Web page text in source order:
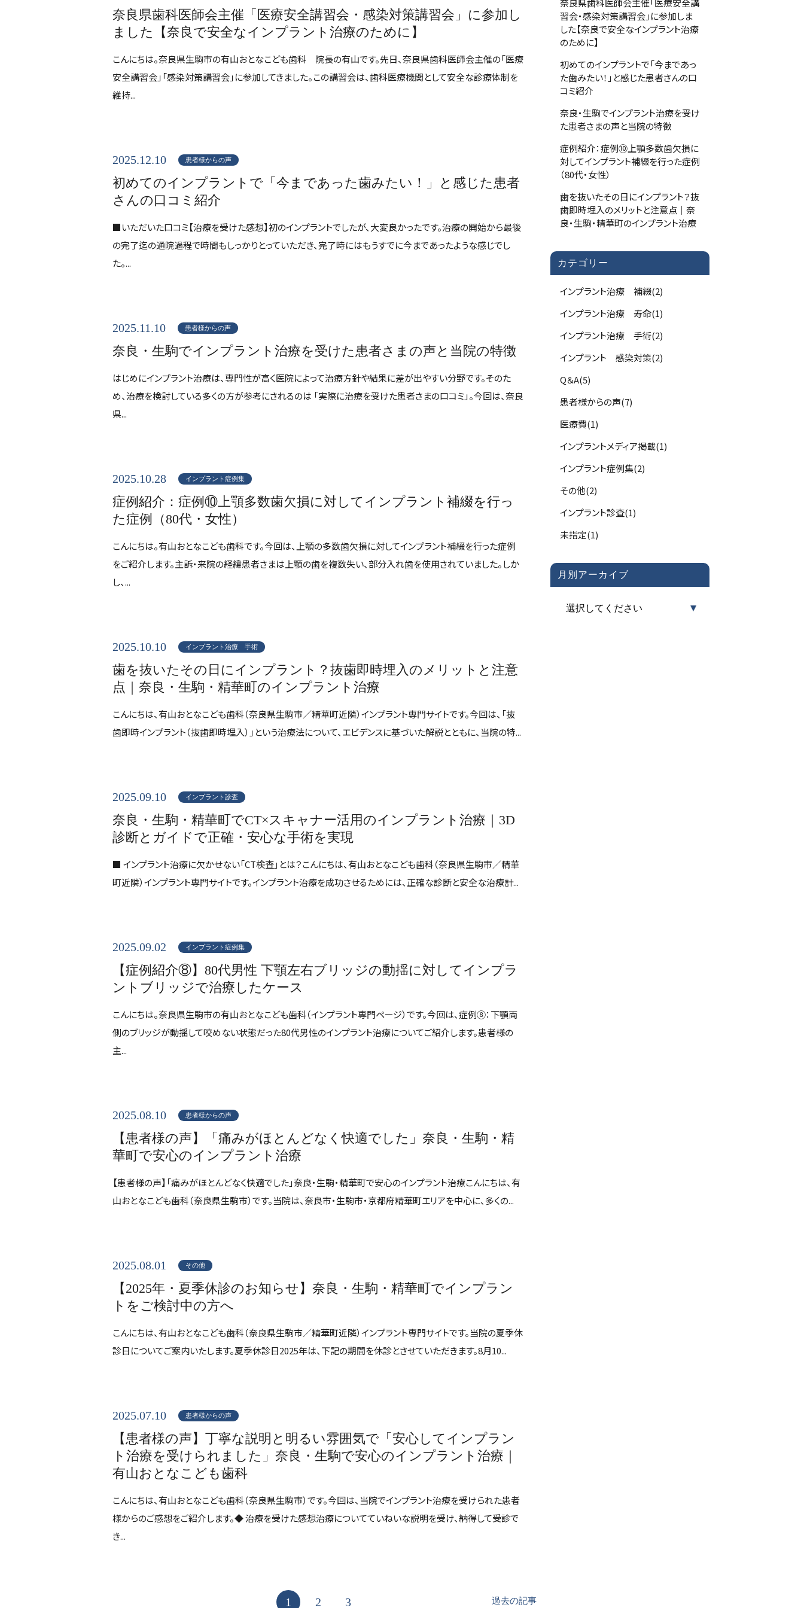
奈良県歯科医師会主催「医療安全講習会・感染対策講習会」に参加し
ました【奈良で安全なインプラント治療のために】
こんにちは。奈良県生駒市の有山おとなこども歯科 院長の有山です。先日、奈良県歯科医師会主催の「医療
安全講習会」「感染対策講習会」に参加してきました。この講習会は、歯科医療機関として安全な診療体制を
維持...
2025.12.10 患者様からの声
初めてのインプラントで「今まであった歯みたい！」と感じた患者
さんの口コミ紹介
■いただいた口コミ【治療を受けた感想】初のインプラントでしたが、大変良かったです。治療の開始から最後
の完了迄の通院過程で時間もしっかりとっていただき、完了時にはもうすでに今まであったような感じでし
た。...
2025.11.10 患者様からの声
奈良・生駒でインプラント治療を受けた患者さまの声と当院の特徴
はじめにインプラント治療は、専門性が高く医院によって治療方針や結果に差が出やすい分野です。そのた
め、治療を検討している多くの方が参考にされるのは 「実際に治療を受けた患者さまの口コミ」。今回は、奈良
県...
2025.10.28 インプラント症例集
症例紹介：症例⑩上顎多数歯欠損に対してインプラント補綴を行っ
た症例（80代・女性）
こんにちは。有山おとなこども歯科です。今回は、上顎の多数歯欠損に対してインプラント補綴を行った症例
をご紹介します。主訴・来院の経緯患者さまは上顎の歯を複数失い、部分入れ歯を使用されていました。しか
し、...
2025.10.10 インプラント治療 手術
歯を抜いたその日にインプラント？抜歯即時埋入のメリットと注意
点｜奈良・生駒・精華町のインプラント治療
こんにちは、有山おとなこども歯科（奈良県生駒市／精華町近隣）インプラント専門サイトです。今回は、「抜
歯即時インプラント（抜歯即時埋入）」という治療法について、エビデンスに基づいた解説とともに、当院の特...
2025.09.10 インプラント診査
奈良・生駒・精華町でCT×スキャナー活用のインプラント治療｜3D
診断とガイドで正確・安心な手術を実現
■ インプラント治療に欠かせない「CT検査」とは？こんにちは、有山おとなこども歯科（奈良県生駒市／精華
町近隣）インプラント専門サイトです。インプラント治療を成功させるためには、正確な診断と安全な治療計...
2025.09.02 インプラント症例集
【症例紹介⑧】80代男性 下顎左右ブリッジの動揺に対してインプラ
ントブリッジで治療したケース
こんにちは。奈良県生駒市の有山おとなこども歯科（インプラント専門ページ）です。今回は、症例⑧：下顎両
側のブリッジが動揺して咬めない状態だった80代男性のインプラント治療についてご紹介します。患者様の
主...
2025.08.10 患者様からの声
【患者様の声】「痛みがほとんどなく快適でした」奈良・生駒・精
華町で安心のインプラント治療
【患者様の声】「痛みがほとんどなく快適でした」奈良・生駒・精華町で安心のインプラント治療こんにちは、有
山おとなこども歯科（奈良県生駒市）です。当院は、奈良市・生駒市・京都府精華町エリアを中心に、多くの...
2025.08.01 その他
【2025年・夏季休診のお知らせ】奈良・生駒・精華町でインプラン
トをご検討中の方へ
こんにちは、有山おとなこども歯科（奈良県生駒市／精華町近隣）インプラント専門サイトです。当院の夏季休
診日についてご案内いたします。夏季休診日2025年は、下記の期間を休診とさせていただきます。8月10...
2025.07.10 患者様からの声
【患者様の声】丁寧な説明と明るい雰囲気で「安心してインプラン
ト治療を受けられました」奈良・生駒で安心のインプラント治療｜
有山おとなこども歯科
こんにちは、有山おとなこども歯科（奈良県生駒市）です。今回は、当院でインプラント治療を受けられた患者
様からのご感想をご紹介します。◆ 治療を受けた感想治療についてていねいな説明を受け、納得して受診で
き...
1 2 3 過去の記事
奈良県歯科医師会主催「医療安全講
習会・感染対策講習会」に参加しま
した【奈良で安全なインプラント治療
のために】
初めてのインプラントで「今まであっ
た歯みたい！」と感じた患者さんの口
コミ紹介
奈良・生駒でインプラント治療を受け
た患者さまの声と当院の特徴
症例紹介：症例⑩上顎多数歯欠損に
対してインプラント補綴を行った症例
（80代・女性）
歯を抜いたその日にインプラント？抜
歯即時埋入のメリットと注意点｜奈
良・生駒・精華町のインプラント治療
カテゴリー
インプラント治療 補綴(2)
インプラント治療 寿命(1)
インプラント治療 手術(2)
インプラント 感染対策(2)
Q＆A(5)
患者様からの声(7)
医療費(1)
インプラントメディア掲載(1)
インプラント症例集(2)
その他(2)
インプラント診査(1)
未指定(1)
月別アーカイブ